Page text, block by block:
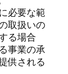
必要な範
取扱いの
る場合
事業の承
供される